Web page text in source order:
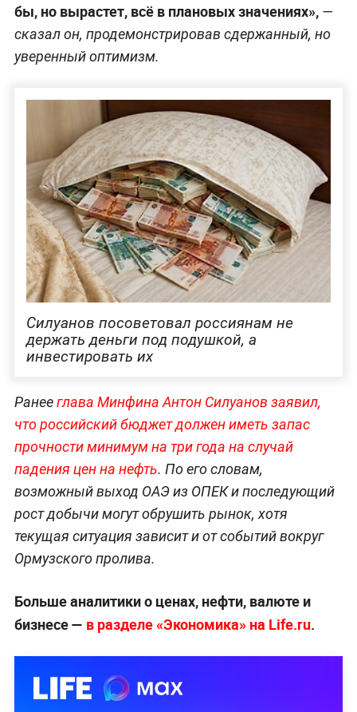
бы, но вырастет, всё в плановых значениях»,—
сказал он, продемонстрировав сдержанный, но
уверенный оптимизм.
Силуанов посоветовал россиянам не
держать деньги под подушкой, а
инвестировать их
Ранееглава Минфина Антон Силуанов заявил,
что российский бюджет должен иметь запас
прочности минимум на три года на случай
падения цен на нефть. По его словам,
возможный выход ОАЭ из ОПЕК и последующий
рост добычи могут обрушить рынок, хотя
текущая ситуация зависит и от событий вокруг
Ормузского пролива.
Больше аналитики о ценах, нефти, валюте и
бизнесе — в разделе «Экономика» на Life.ru.